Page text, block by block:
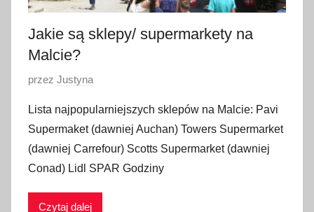
0
Jakie są sklepy/ supermarkety na
Malcie?
O
u
b
l
i
przez Justyna
Lista najpopularniejszych sklepów na Malcie: Pavi
Supermaket (dawniej Auchan) Towers Supermarket
(dawniej Carrefour) Scotts Supermarket (dawniej
Conad) Lidl SPAR Godziny
Czytaj dalej